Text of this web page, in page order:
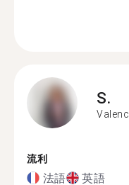
S.
流利
法語 英語